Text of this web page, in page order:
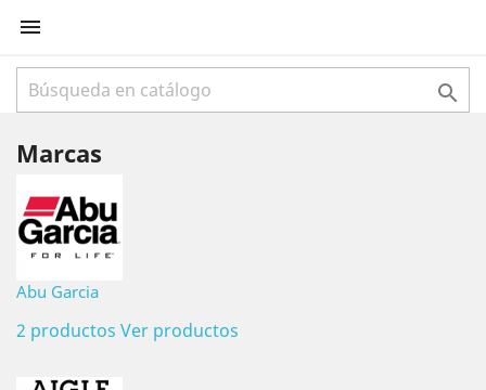


Marcas
Abu Garcia
2 productos Ver productos